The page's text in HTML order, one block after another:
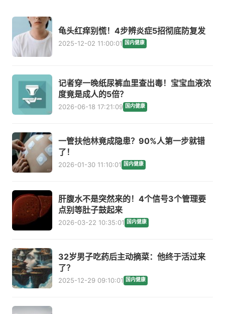
龟头红痒别慌！4步辨炎症5招彻底防复发
2025-12-02 11:00:01 国内健康
记者穿一晚纸尿裤血里查出毒！宝宝血液浓
度竟是成人的5倍？
2026-06-18 17:21:09 国内健康
一管扶他林竟成隐患？90%人第一步就错
了！
2026-01-30 11:10:01 国内健康
肝腹水不是突然来的！4个信号3个管理要
点别等肚子鼓起来
2026-03-22 10:35:01 国内健康
32岁男子吃药后主动摘菜：他终于活过来
了？
2025-12-29 09:10:01 国内健康